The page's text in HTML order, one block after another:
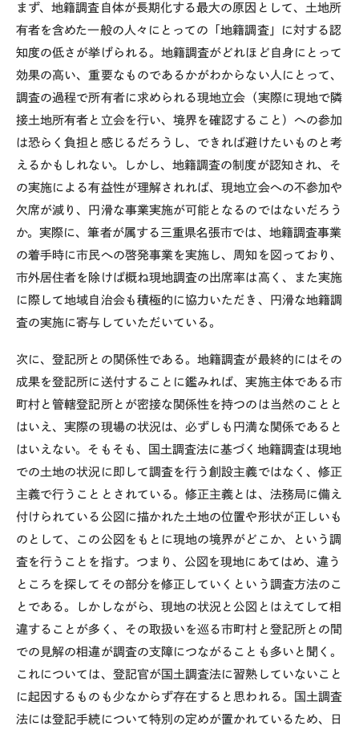
まず、地籍調査自体が長期化する最大の原因として、土地所
有者を含めた一般の人々にとっての「地籍調査」に対する認
知度の低さが挙げられる。地籍調査がどれほど自身にとって
効果の高い、重要なものであるかがわからない人にとって、
調査の過程で所有者に求められる現地立会（実際に現地で隣
接土地所有者と立会を行い、境界を確認すること）への参加
は恐らく負担と感じるだろうし、できれば避けたいものと考
えるかもしれない。しかし、地籍調査の制度が認知され、そ
の実施による有益性が理解されれば、現地立会への不参加や
欠席が減り、円滑な事業実施が可能となるのではないだろう
か。実際に、筆者が属する三重県名張市では、地籍調査事業
の着手時に市民への啓発事業を実施し、周知を図っており、
市外居住者を除けば概ね現地調査の出席率は高く、また実施
に際して地域自治会も積極的に協力いただき、円滑な地籍調
査の実施に寄与していただいている。
次に、登記所との関係性である。地籍調査が最終的にはその
成果を登記所に送付することに鑑みれば、実施主体である市
町村と管轄登記所とが密接な関係性を持つのは当然のことと
はいえ、実際の現場の状況は、必ずしも円満な関係であると
はいえない。そもそも、国土調査法に基づく地籍調査は現地
での土地の状況に即して調査を行う創設主義ではなく、修正
主義で行うこととされている。修正主義とは、法務局に備え
付けられている公図に描かれた土地の位置や形状が正しいも
のとして、この公図をもとに現地の境界がどこか、という調
査を行うことを指す。つまり、公図を現地にあてはめ、違う
ところを探してその部分を修正していくという調査方法のこ
とである。しかしながら、現地の状況と公図とはえてして相
違することが多く、その取扱いを巡る市町村と登記所との間
での見解の相違が調査の支障につながることも多いと聞く。
これについては、登記官が国土調査法に習熟していないこと
に起因するものも少なからず存在すると思われる。国土調査
法には登記手続について特別の定めが置かれているため、日